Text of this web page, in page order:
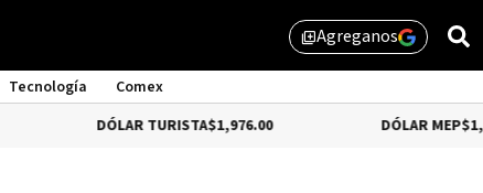
library_addAgreganos
Tecnología
Comex
DÓLAR TURISTA$1,976.00 DÓLAR MEP$1,579.46